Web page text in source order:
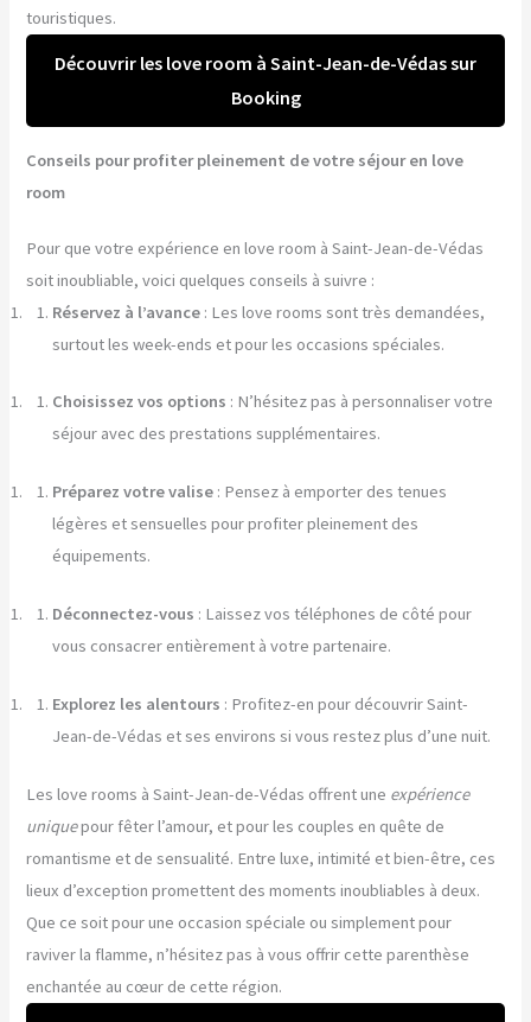
touristiques.
Découvrir les love room à Saint-Jean-de-Védas sur
Booking
Conseils pour profiter pleinement de votre séjour en love
room
Pour que votre expérience en love room à Saint-Jean-de-Védas
soit inoubliable, voici quelques conseils à suivre :
Réservez à l’avance : Les love rooms sont très demandées,
surtout les week-ends et pour les occasions spéciales.
Choisissez vos options : N’hésitez pas à personnaliser votre
séjour avec des prestations supplémentaires.
Préparez votre valise : Pensez à emporter des tenues
légères et sensuelles pour profiter pleinement des
équipements.
Déconnectez-vous : Laissez vos téléphones de côté pour
vous consacrer entièrement à votre partenaire.
Explorez les alentours : Profitez-en pour découvrir Saint-
Jean-de-Védas et ses environs si vous restez plus d’une nuit.
Les love rooms à Saint-Jean-de-Védas offrent une expérience
uniquepour fêter l’amour, et pour les couples en quête de
romantisme et de sensualité. Entre luxe, intimité et bien-être, ces
lieux d’exception promettent des moments inoubliables à deux.
Que ce soit pour une occasion spéciale ou simplement pour
raviver la flamme, n’hésitez pas à vous offrir cette parenthèse
enchantée au cœur de cette région.